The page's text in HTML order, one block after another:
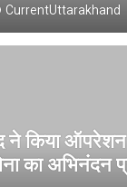
CurrentUttarakhand
ने किया
का अभिनंदन